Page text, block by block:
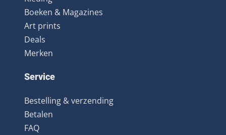
Boeken & Magazines
Art prints
Deals
Merken
Service
Bestelling & verzending
Betalen
FAQ